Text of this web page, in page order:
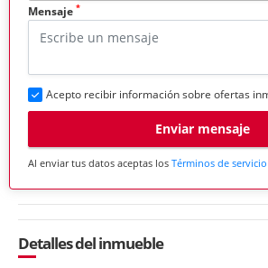
Mensaje *
Acepto recibir información sobre ofertas
Enviar mensaje
Al enviar tus datos aceptas los Términos de
Detalles del inmueble